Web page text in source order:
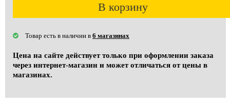
В корзину
Товар есть в наличии в 6 магазинах
Цена на сайте действует только при оформлении заказа
через интернет-магазин и может отличаться от цены в
магазинах.